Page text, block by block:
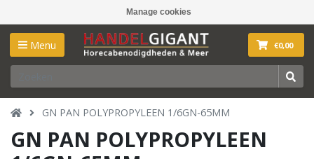
Manage cookies
Menu €0,00
GN PAN POLYPROPYLEEN 1/6GN-65MM
GN PAN POLYPROPYLEEN